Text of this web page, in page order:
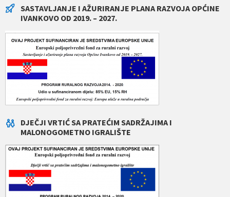
SASTAVLJANJE I AŽURIRANJE PLANA RAZVOJA OPĆINE
IVANKOVO OD 2019. – 2027.
DJEČJI VRTIĆ SA PRATEĆIM SADRŽAJIMA I
MALONOGOMETNO IGRALIŠTE